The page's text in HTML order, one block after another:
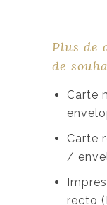
Plus de
de
Carte
Carte
/
recto